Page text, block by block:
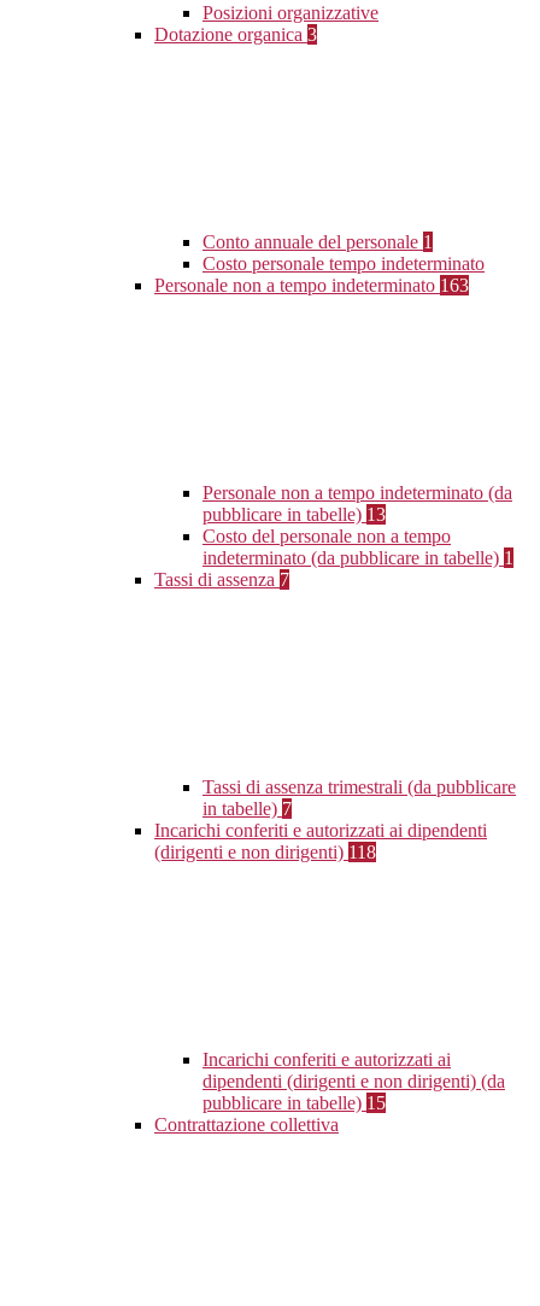
Posizioni organizzative
Dotazione organica 3
Conto annuale del personale 1
Costo personale tempo indeterminato
Personale non a tempo indeterminato 163
Personale non a tempo indeterminato (da
pubblicare in tabelle) 13
Costo del personale non a tempo
indeterminato (da pubblicare in tabelle) 1
Tassi di assenza 7
Tassi di assenza trimestrali (da pubblicare
in tabelle) 7
Incarichi conferiti e autorizzati ai dipendenti
(dirigenti e non dirigenti) 118
Incarichi conferiti e autorizzati ai
dipendenti (dirigenti e non dirigenti) (da
pubblicare in tabelle) 15
Contrattazione collettiva